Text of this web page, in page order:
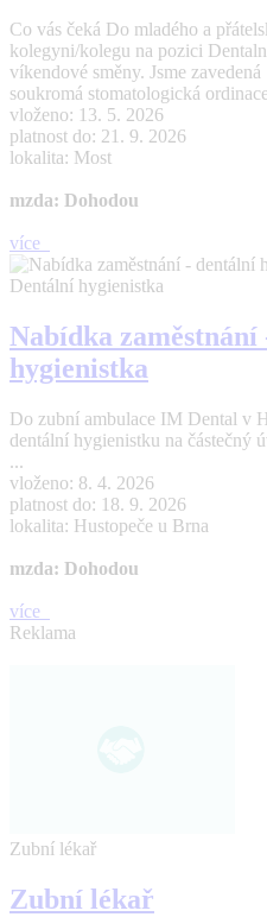
Co vás čeká Do mladého a
kolegyni/kolegu na pozici
víkendové směny. Jsme zavedená
soukromá stomatologická
vloženo: 13. 5. 2026
platnost do: 21. 9. 2026
lokalita: Most
mzda: Dohodou
více
Dentální hygienistka
Nabídka
hygienistka
Do zubní ambulace IM Dental v
dentální hygienistku na částečný
...
vloženo: 8. 4. 2026
platnost do: 18. 9. 2026
lokalita: Hustopeče u Brna
mzda: Dohodou
více
Reklama
Zubní lékař
Zubní lékař